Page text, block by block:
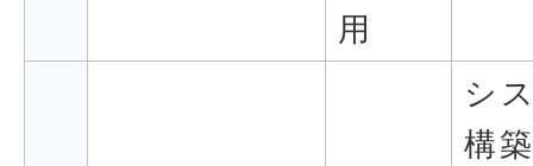
用
シ
構